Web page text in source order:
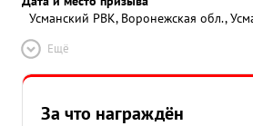
Усманский РВК, Воронежская обл.,
Ещё
За что награждён